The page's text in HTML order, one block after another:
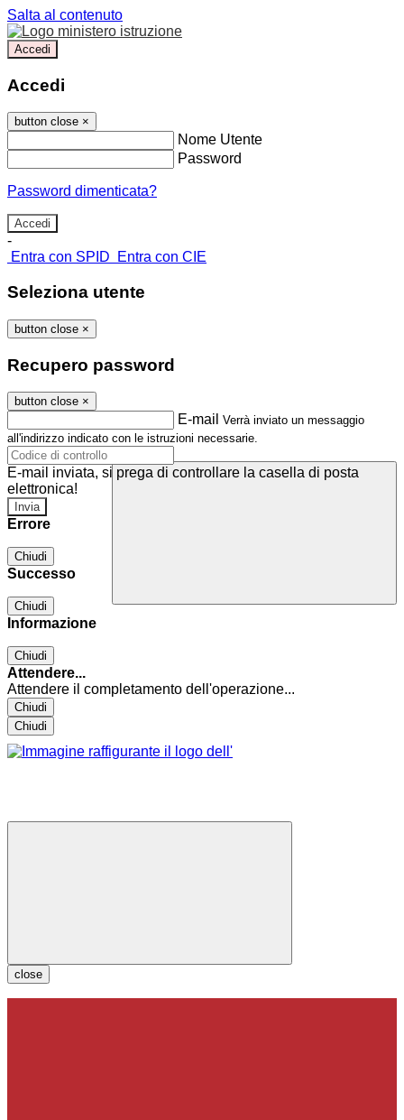
Salta al contenuto
Accedi
Accedi
button close ×
Nome Utente
Password
Password dimenticata?
-
Entra con SPID
Entra con CIE
Seleziona utente
button close ×
Recupero password
button close ×
E-mail Verrà inviato un messaggio
all'indirizzo indicato con le istruzioni necessarie.
E-mail inviata, si prega di controllare la casella di posta
elettronica!
Errore
Chiudi
Successo
Chiudi
Informazione
Chiudi
Attendere...
Attendere il completamento dell'operazione...
Chiudi
Chiudi
close